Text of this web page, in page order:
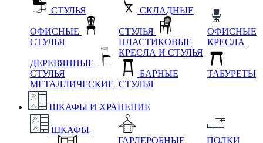
СТУЛЬЯ
ОФИСНЫЕ
СТУЛЬЯ
ДЕРЕВЯННЫЕ
СТУЛЬЯ
МЕТАЛЛИЧЕСКИЕ
СКЛАДНЫЕ
СТУЛЬЯ
ПЛАСТИКОВЫЕ
КРЕСЛА И СТУЛЬЯ
БАРНЫЕ
СТУЛЬЯ
ОФИСНЫЕ
КРЕСЛА
ТАБУРЕТЫ
ШКАФЫ И ХРАНЕНИЕ
ШКАФЫ-
ГАРДЕРОБНЫЕ
ПОЛКИ